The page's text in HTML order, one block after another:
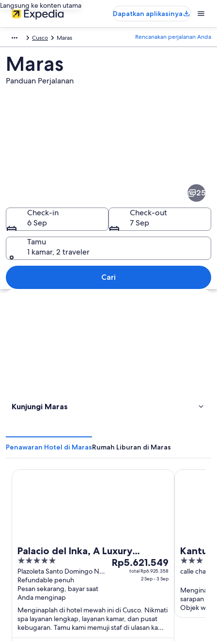
Langsung ke konten utama
Dapatkan aplikasinya
Cusco Maras Rencanakan perjalanan Anda
Maras
Panduan Perjalanan
25
Check-in
6 Sep
Check-out
7 Sep
Tamu
1 kamar, 2 traveler
Cari
Jelajahi peta
Kunjungi Maras
Penawaran Hotel di MarasRumah Liburan di Maras
Palacio del Inka, A Luxury
Collection Hotel by Marriott
5
out
of
5
Plazoleta Santo Domingo No
259 Cusco Cusco
Refundable penuh
Pesan sekarang, bayar saat
Anda menginap
Harga
Rp5.621.549
2
Sep
hingga
Rp5.621.549
total Rp6.925.358
2 Sep - 3 Sep
Menginaplah di hotel mewah ini di Cusco. Nikmati
spa layanan lengkap, layanan kamar, dan pusat
kebugaran. Tamu kami memuji staf di ulasan kami.
Objek wisata ...
Palacio del Inka, A Luxury Collection Hotel by Marriott
Kantu
3
out
5
calle
sarapan
Objek
Pasar San ...
Kantu Hotel